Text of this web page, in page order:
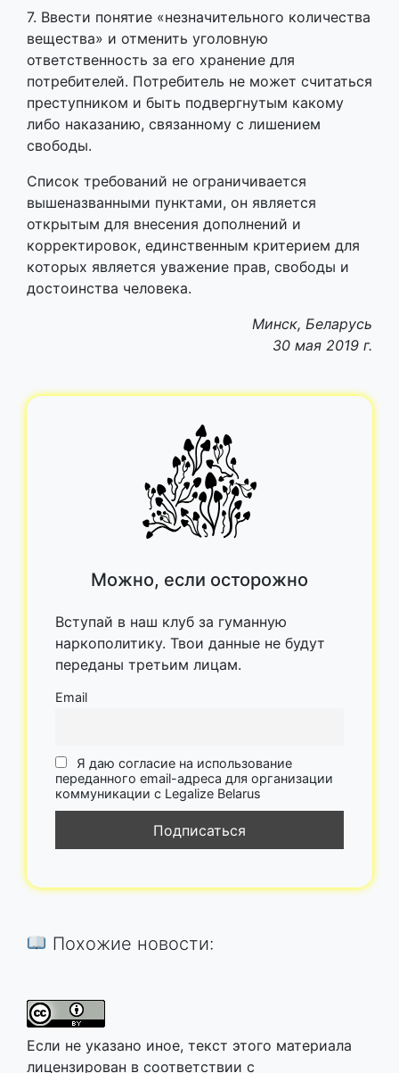
7. Ввести понятие «незначительного количества
вещества» и отменить уголовную
ответственность за его хранение для
потребителей. Потребитель не может считаться
преступником и быть подвергнутым какому
либо наказанию, связанному с лишением
свободы.
Список требований не ограничивается
вышеназванными пунктами, он является
открытым для внесения дополнений и
корректировок, единственным критерием для
которых является уважение прав, свободы и
достоинства человека.
Минск, Беларусь
30 мая 2019 г.
Можно, если осторожно
Вступай в наш клуб за гуманную
наркополитику. Твои данные не будут
переданы третьим лицам.
Email
Я даю согласие на использование
переданного email-адреса для организации
коммуникации с Legalize Belarus
Похожие новости:
Если не указано иное, текст этого материала
лицензирован в соответствии с